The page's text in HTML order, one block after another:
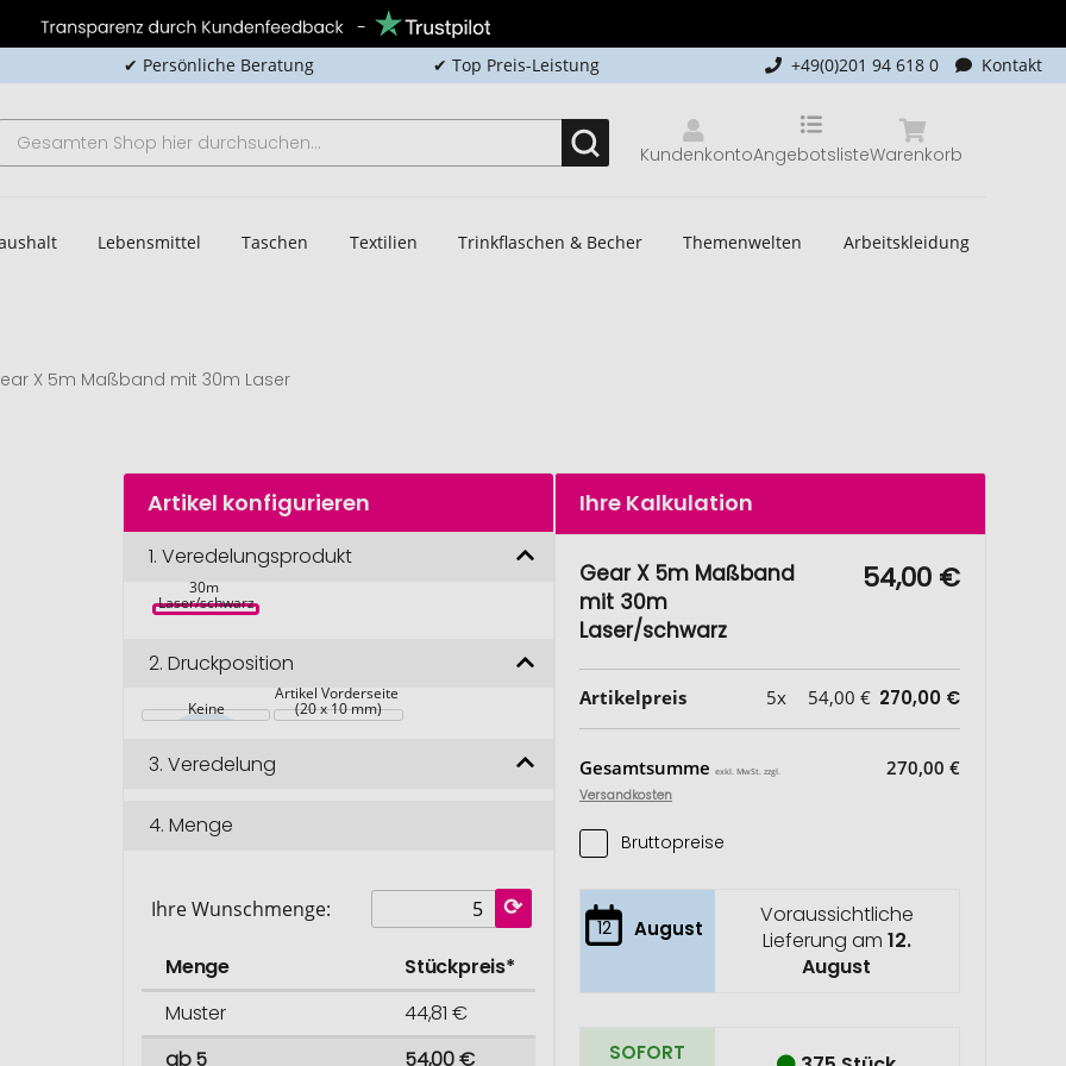
✔ Persönliche Beratung ✔ Top Preis-Leistung +49(0)201 94 618 0 Kontakt
Kundenkonto Warenkorb
Angebotsliste
Lebensmittel Taschen Textilien Trinkflaschen & Becher Themenwelten Arbeitskleidung
X 5m Maßband mit 30m Laser
Artikel konfigurieren
1.Veredelungsprodukt
Gear X 5m
30m
Laser/schwarz
2.Druckposition
Keine
Artikel Vorderseite
(20 x 10 mm)
3.Veredelung
4.Menge
Ihre Wunschmenge:
Menge
Stückpreis*
Muster
44,81 €
ab 5
54,00 €
Ihre Kalkulation
Gear X 5m Maßband
mit 30m
Laser/schwarz
54,00 €
Artikelpreis 5x 54,00 € 270,00 €
Gesamtsumme exkl. MwSt. zzgl.
Versandkosten
270,00 €
Bruttopreise
12 August
Voraussichtliche
Lieferung am 12.
August
SOFORT